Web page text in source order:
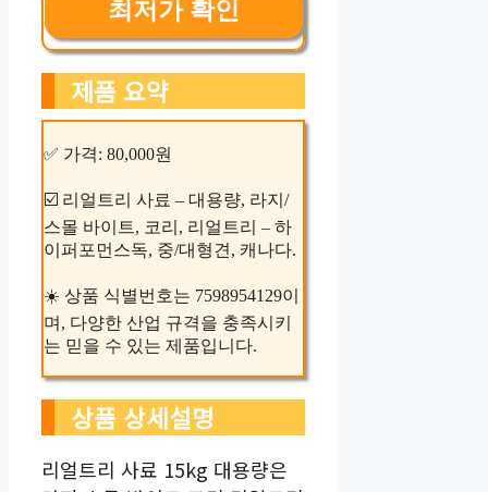
최저가 확인
제품 요약
✅ 가격: 80,000원
☑️ 리얼트리 사료 – 대용량, 라지/
스몰 바이트, 코리, 리얼트리 – 하
이퍼포먼스독, 중/대형견, 캐나다.
☀️ 상품 식별번호는 7598954129이
며, 다양한 산업 규격을 충족시키
는 믿을 수 있는 제품입니다.
상품 상세설명
리얼트리 사료 15kg 대용량은